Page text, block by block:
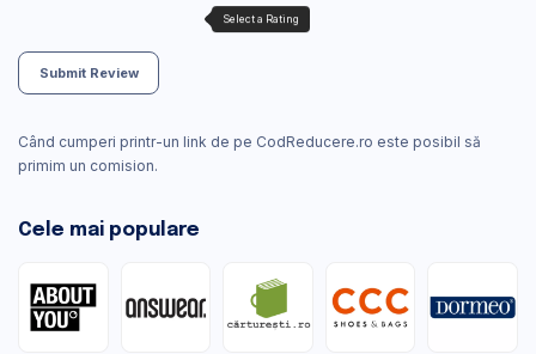
Submit Review
Când cumperi printr-un link de pe CodReducere.ro este posibil să
primim un comision.
Cele mai populare